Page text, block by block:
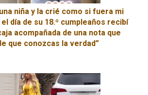
niña y la crié como si fuera mi
día de su 18.º cumpleaños recibí
acompañada de una nota que
que conozcas la verdad”